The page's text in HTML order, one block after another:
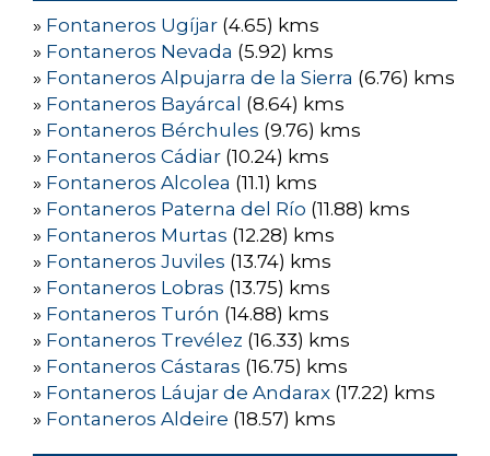
» Fontaneros Ugíjar (4.65) kms
» Fontaneros Nevada (5.92) kms
» Fontaneros Alpujarra de la Sierra (6.76) kms
» Fontaneros Bayárcal (8.64) kms
» Fontaneros Bérchules (9.76) kms
» Fontaneros Cádiar (10.24) kms
» Fontaneros Alcolea (11.1) kms
» Fontaneros Paterna del Río (11.88) kms
» Fontaneros Murtas (12.28) kms
» Fontaneros Juviles (13.74) kms
» Fontaneros Lobras (13.75) kms
» Fontaneros Turón (14.88) kms
» Fontaneros Trevélez (16.33) kms
» Fontaneros Cástaras (16.75) kms
» Fontaneros Láujar de Andarax (17.22) kms
» Fontaneros Aldeire (18.57) kms